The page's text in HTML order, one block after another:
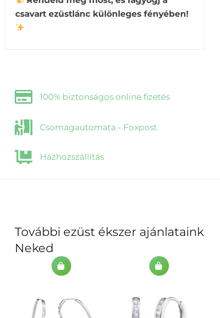
csavart ezüstlánc különleges fényében!
100% biztonságos online fizetés
Csomagautomata - Foxpost
Házhozszállítás
További ezüst ékszer ajánlataink
Neked